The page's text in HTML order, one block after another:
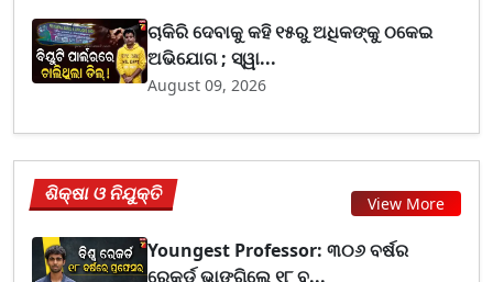
ଚାକିରି ଦେବାକୁ କହି ୧୫ରୁ ଅଧିକଙ୍କୁ ଠକେଇ
ଅଭିଯୋଗ ; ସ୍ୱା...
August 09, 2026
ଶିକ୍ଷା ଓ ନିଯୁକ୍ତି View More
Youngest Professor: ୩୦୬ ବର୍ଷର
ରେକର୍ଡ ଭାଙ୍ଗିଲେ ୧୮ ବ...